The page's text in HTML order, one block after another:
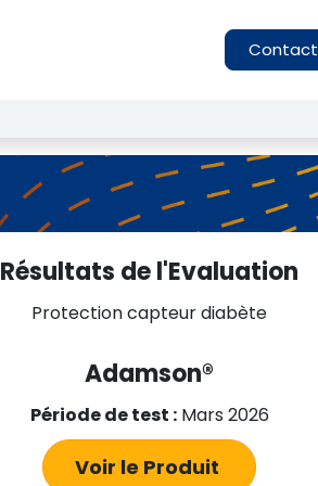
Contact
Résultats de l'Evaluation
Protection capteur diabète
Adamson®
Période de test :Mars 2026
Voir le Pro​​duit